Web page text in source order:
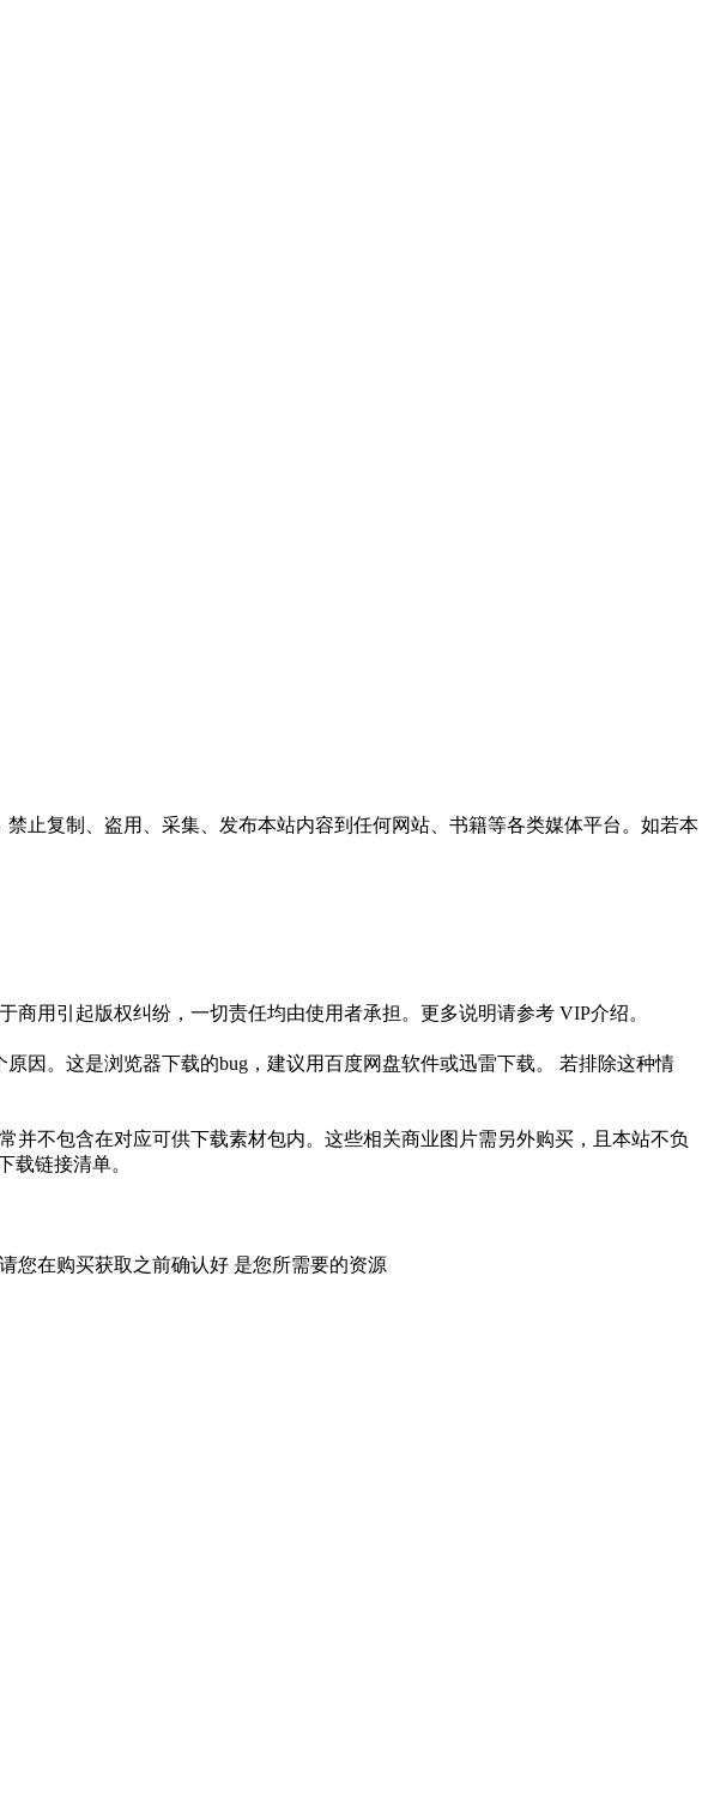
止复制、盗用、采集、发布本站内容到任何网站、书籍等各类媒体平台。如若本
用引起版权纠纷，一切责任均由使用者承担。更多说明请参考 VIP介绍。
因。这是浏览器下载的bug，建议用百度网盘软件或迅雷下载。 若排除这种情
不包含在对应可供下载素材包内。这些相关商业图片需另外购买，且本站不负
载链接清单。
您在购买获取之前确认好 是您所需要的资源